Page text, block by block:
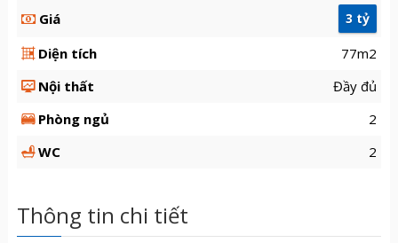
Giá 3 tỷ
Diện tích
77m2
Nội thất
Đầy đủ
Phòng ngủ
2
WC
2
Thông tin chi tiết